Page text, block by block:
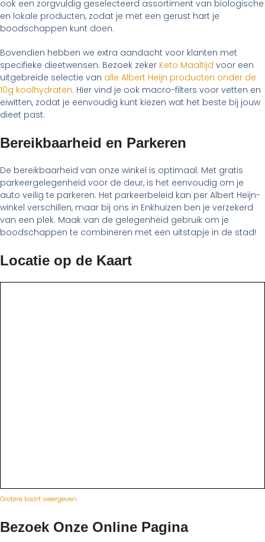
ook een zorgvuldig geselecteerd assortiment van biologische
en lokale producten, zodat je met een gerust hart je
boodschappen kunt doen.
Bovendien hebben we extra aandacht voor klanten met
specifieke dieetwensen. Bezoek zeker Keto Maaltijd voor een
uitgebreide selectie van alle Albert Heijn producten onder de
10g koolhydraten. Hier vind je ook macro-filters voor vetten en
eiwitten, zodat je eenvoudig kunt kiezen wat het beste bij jouw
dieet past.
Bereikbaarheid en Parkeren
De bereikbaarheid van onze winkel is optimaal. Met gratis
parkeergelegenheid voor de deur, is het eenvoudig om je
auto veilig te parkeren. Het parkeerbeleid kan per Albert Heijn-
winkel verschillen, maar bij ons in Enkhuizen ben je verzekerd
van een plek. Maak van de gelegenheid gebruik om je
boodschappen te combineren met een uitstapje in de stad!
Locatie op de Kaart
Grotere kaart weergeven
Bezoek Onze Online Pagina